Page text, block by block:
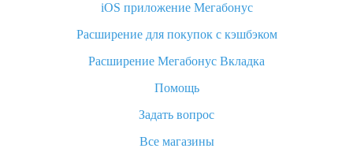
Что такое баллы на Алиэкспресс, как их получить и
«AliExpress Standard Shipping»: что это за метод доставки и
как его отслеживать
Как покупать оптом на Алиэкспресс
Что делать, если не пришел товар с Алиэкспресс
iOS приложение Мегабонус
Расширение для покупок с кэшбэком
Расширение Мегабонус Вкладка
Помощь
Задать вопрос
Все магазины